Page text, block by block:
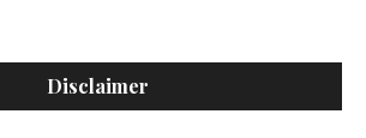
Disclaimer